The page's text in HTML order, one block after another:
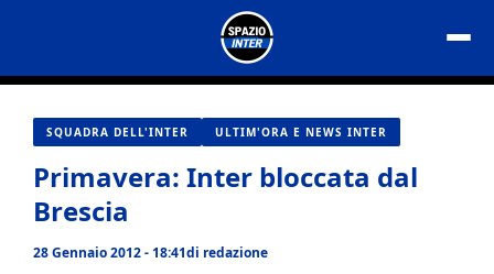
contenuto
SQUADRA DELL'INTER ULTIM'ORA E NEWS INTER
Primavera: Inter bloccata dal
Brescia
28 Gennaio 2012 - 18:41di redazione